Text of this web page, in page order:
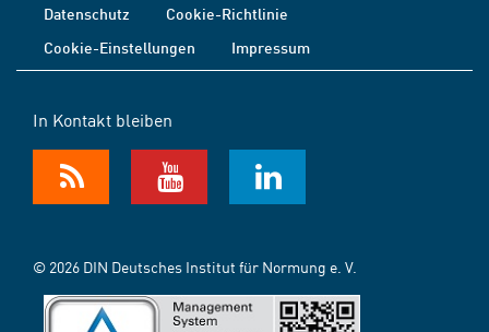
Datenschutz
Cookie-Richtlinie
Cookie-Einstellungen
Impressum
In Kontakt bleiben
© 2026 DIN Deutsches Institut für Normung e. V.